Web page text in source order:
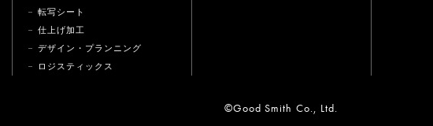
転写シート
仕上げ加工
デザイン・プランニング
ロジスティックス
©Good Smith Co., Ltd.